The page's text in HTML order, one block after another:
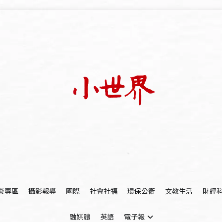
專區
攝影報導 國際 社會社福 環保公衛 文教生活 財經
融媒體 英語 電子報